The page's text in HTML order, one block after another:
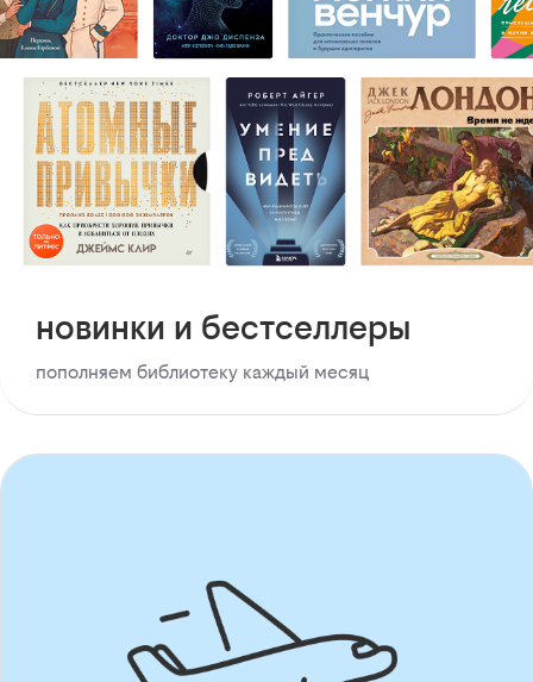
новинки и бестселлеры
пополняем библиотеку каждый месяц